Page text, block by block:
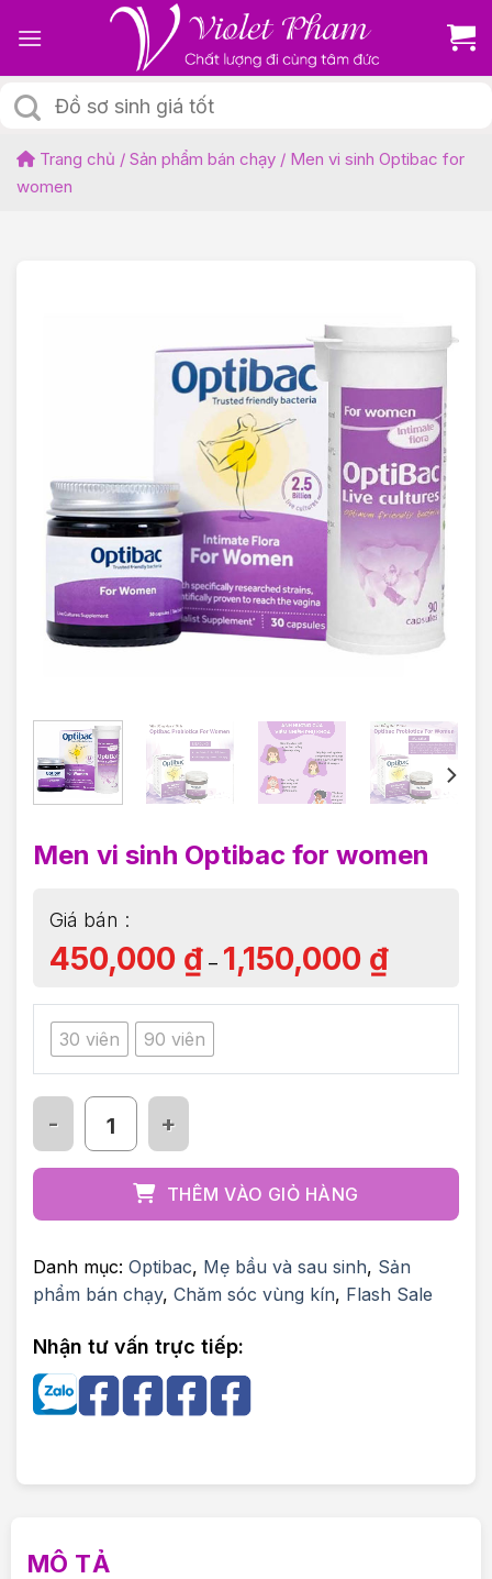
Tìm
kiếm:
Trang chủ / Sản phẩm bán chạy / Men vi sinh Optibac for
women
Men vi sinh Optibac for women
450,000 ₫ – 1,150,000 ₫
30 viên 90 viên
Men vi sinh Optibac for women số lượng
THÊM VÀO GIỎ HÀNG
Danh mục: Optibac, Mẹ bầu và sau sinh, Sản
phẩm bán chạy, Chăm sóc vùng kín, Flash Sale
Nhận tư vấn trực tiếp:
MÔ TẢ